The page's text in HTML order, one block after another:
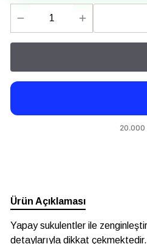
Ürün Açıklaması
Yapay sukulentler ile
detaylarıyla dikkat